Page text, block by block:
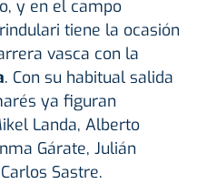
y en el campo
tiene la ocasión
vasca con la
. Con su habitual salida
ya figuran
Landa, Alberto
Gárate, Julián
Sastre.